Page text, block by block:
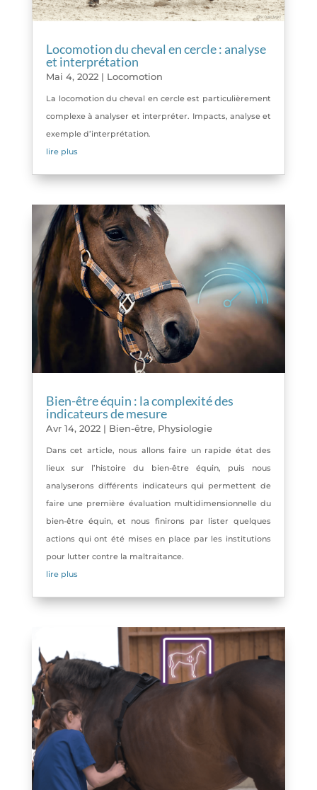
Locomotion du cheval en cercle : analyse
et interprétation
Mai 4, 2022| Locomotion
La locomotion du cheval en cercle est particulièrement
complexe à analyser et interpréter. Impacts, analyse et
exemple d’interprétation.
lire plus
Bien-être équin : la complexité des
indicateurs de mesure
Avr 14, 2022| Bien-être, Physiologie
Dans cet article, nous allons faire un rapide état des
lieux sur l’histoire du bien-être équin, puis nous
analyserons différents indicateurs qui permettent de
faire une première évaluation multidimensionnelle du
bien-être équin, et nous finirons par lister quelques
actions qui ont été mises en place par les institutions
pour lutter contre la maltraitance.
lire plus